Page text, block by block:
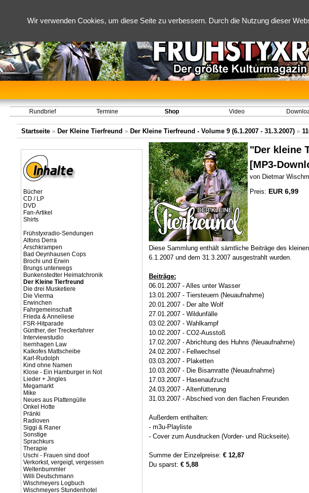
Wir verwenden Cookies, um diese Seite zu verbessern. Durch die Nutzung dieser
Rundbrief Termine Shop Video
Startseite » Der Kleine Tierfreund » Der Kleine Tierfreund - Volume 9 (6.1.2007 - 31.3.2007) »
Bücher
CD / LP
DVD
Fan-Artikel
Shirts
Frühstyxradio-Sendungen
Alfons Derra
Arschkrampen
Bad Oeynhausen Cops
Brochi und Erwin
Brungs unterwegs
Bunkenstedter Heimatchronik
Der Kleine Tierfreund
Die drei Musketiere
Die Vierma
Erwinchen
Fahrgemeinschaft
Frieda & Anneliese
FSR-Hitparade
Günther, der Treckerfahrer
Interviewstudio
Isernhagen Law
Kalkofes Mattscheibe
Karl-Rudolph
Kind ohne Namen
Klose - Ein Hamburger in Not
Lieder + Jingles
Megamarkt
Mike
Neues aus Plattengülle
Onkel Hotte
Pränki
Radioven
Siggi & Raner
Sonstige
Sprachkurs
Therapie
Uschi - Frauen sind doof
Verkorkst, vergeigt, vergessen
Weltenbummler
Willi Deutschmann
Wischmeyers Logbuch
Wischmeyers Stundenhotel
"Der kleine
[MP3-
von Dietmar
Preis: EUR 6,99
Diese Sammlung enthält sämtliche Beiträge des
6.1.2007 und dem 31.3.2007 ausgestrahlt wurden.
Beiträge:
06.01.2007 - Alles unter Wasser
13.01.2007 - Tiersteuern (Neuaufnahme)
20.01.2007 - Der alte Wolf
27.01.2007 - Wildunfälle
03.02.2007 - Wahlkampf
10.02.2007 - CO2-Ausstoß
17.02.2007 - Abrichtung des Huhns (Neuaufnahme)
24.02.2007 - Fellwechsel
03.03.2007 - Plaketten
10.03.2007 - Die Bisamratte (Neuaufnahme)
17.03.2007 - Hasenaufzucht
24.03.2007 - Altenfütterung
31.03.2007 - Abschied von den flachen Freunden
Außerdem enthalten:
- m3u-Playliste
- Cover zum Ausdrucken (Vorder- und Rückseite).
Summe der Einzelpreise: € 12,87
Du sparst: € 5,88